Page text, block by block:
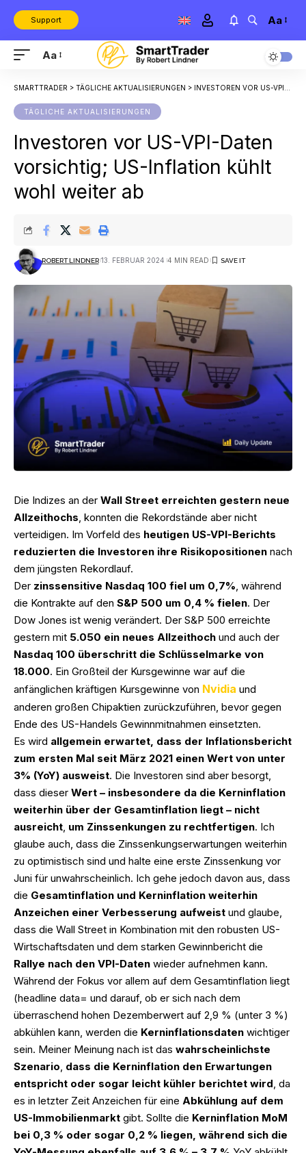
Support Aa
Aa
SMARTTRADER > TÄGLICHE AKTUALISIERUNGEN > INVESTOREN VOR US-VPI-DATEN VORSICHTIG; US-INFLATION KÜHLT WOHL WEITER AB
TÄGLICHE AKTUALISIERUNGEN
Investoren vor US-VPI-Daten
vorsichtig; US-Inflation kühlt
wohl weiter ab
ROBERT LINDNER 13. FEBRUAR 2024 4 MIN READ
Die Indizes an der Wall Street erreichten gestern neue
Allzeithochs, konnten die Rekordstände aber nicht
verteidigen. Im Vorfeld des heutigen US-VPI-Berichts
reduzierten die Investoren ihre Risikopositionen nach
dem jüngsten Rekordlauf.
Der zinssensitive Nasdaq 100 fiel um 0,7%, während
die Kontrakte auf den S&P 500 um 0,4 % fielen. Der
Dow Jones ist wenig verändert. Der S&P 500 erreichte
gestern mit 5.050 ein neues Allzeithoch und auch der
Nasdaq 100 überschritt die Schlüsselmarke von
18.000. Ein Großteil der Kursgewinne war auf die
anfänglichen kräftigen Kursgewinne von Nvidia und
anderen großen Chipaktien zurückzuführen, bevor gegen
Ende des US-Handels Gewinnmitnahmen einsetzten.
Es wird allgemein erwartet, dass der Inflationsbericht
zum ersten Mal seit März 2021 einen Wert von unter
3% (YoY) ausweist. Die Investoren sind aber besorgt,
dass dieser Wert – insbesondere da die Kerninflation
weiterhin über der Gesamtinflation liegt – nicht
ausreicht, um Zinssenkungen zu rechtfertigen. Ich
glaube auch, dass die Zinssenkungserwartungen weiterhin
zu optimistisch sind und halte eine erste Zinssenkung vor
Juni für unwahrscheinlich. Ich gehe jedoch davon aus, dass
die Gesamtinflation und Kerninflation weiterhin
Anzeichen einer Verbesserung aufweist und glaube,
dass die Wall Street in Kombination mit den robusten US-
Wirtschaftsdaten und dem starken Gewinnbericht die
Rallye nach den VPI-Daten wieder aufnehmen kann.
Während der Fokus vor allem auf dem Gesamtinflation liegt
(headline data= und darauf, ob er sich nach dem
überraschend hohen Dezemberwert auf 2,9 % (unter 3 %)
abkühlen kann, werden die Kerninflationsdaten wichtiger
sein. Meiner Meinung nach ist das wahrscheinlichste
Szenario, dass die Kerninflation den Erwartungen
entspricht oder sogar leicht kühler berichtet wird, da
es in letzter Zeit Anzeichen für eine Abkühlung auf dem
US-Immobilienmarkt gibt. Sollte die Kerninflation MoM
bei 0,3 % oder sogar 0,2 % liegen, während sich die